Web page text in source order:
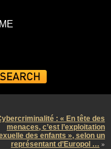
: « En tête des
menaces, c’est l’exploitation
des enfants », selon un
représentant d’Europol … »